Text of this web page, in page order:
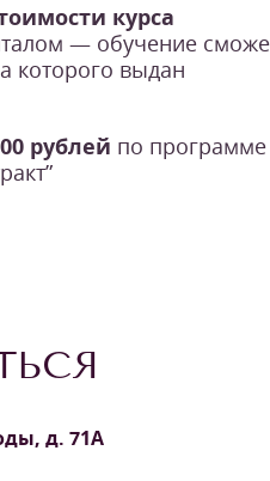
курса
— обучение
которого выдан
рублей по программе
д. 71А